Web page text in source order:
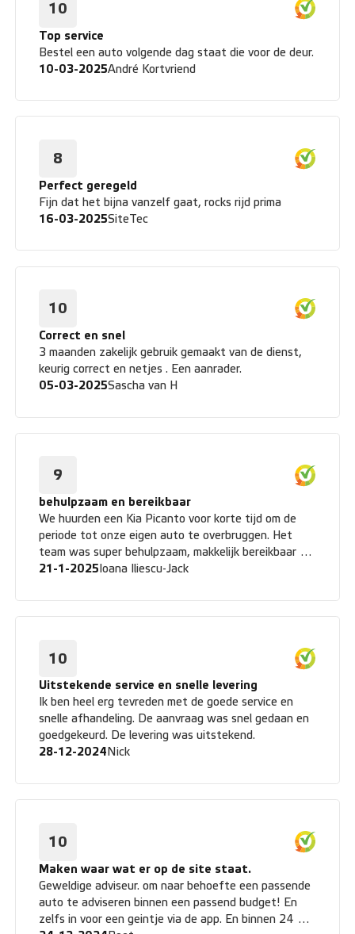
10
Top service
Bestel een auto volgende dag staat die voor de deur.
10-03-2025André Kortvriend
8
Perfect geregeld
Fijn dat het bijna vanzelf gaat, rocks rijd prima
16-03-2025SiteTec
10
Correct en snel
3 maanden zakelijk gebruik gemaakt van de dienst,
keurig correct en netjes . Een aanrader.
05-03-2025Sascha van H
9
behulpzaam en bereikbaar
We huurden een Kia Picanto voor korte tijd om de
periode tot onze eigen auto te overbruggen. Het
team was super behulpzaam, makkelijk bereikbaar en
gaf altijd advies als nodig. De auto heeft ons enorm
uitstekende service!
21-1-2025 Ioana Iliescu-Jack
10
Uitstekende service en snelle levering
Ik ben heel erg tevreden met de goede service en
snelle afhandeling. De aanvraag was snel gedaan en
goedgekeurd. De levering was uitstekend.
28-12-2024Nick
10
Maken waar wat er op de site staat.
Geweldige adviseur. om naar behoefte een passende
auto te adviseren binnen een passend budget! En
zelfs in voor een geintje via de app. En binnen 24 uur